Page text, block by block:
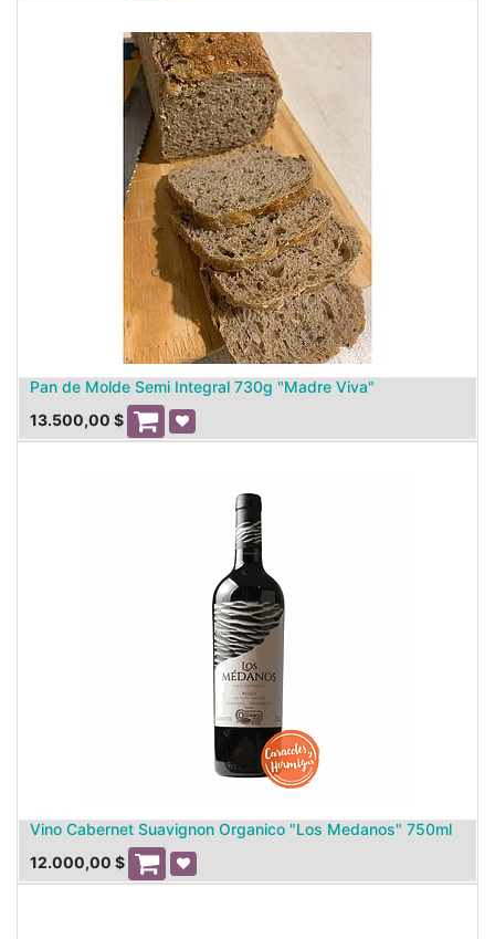
Pan de Molde Semi Integral 730g "Madre Viva"
13.500,00 $
Vino Cabernet Suavignon Organico "Los Medanos" 750ml
12.000,00 $